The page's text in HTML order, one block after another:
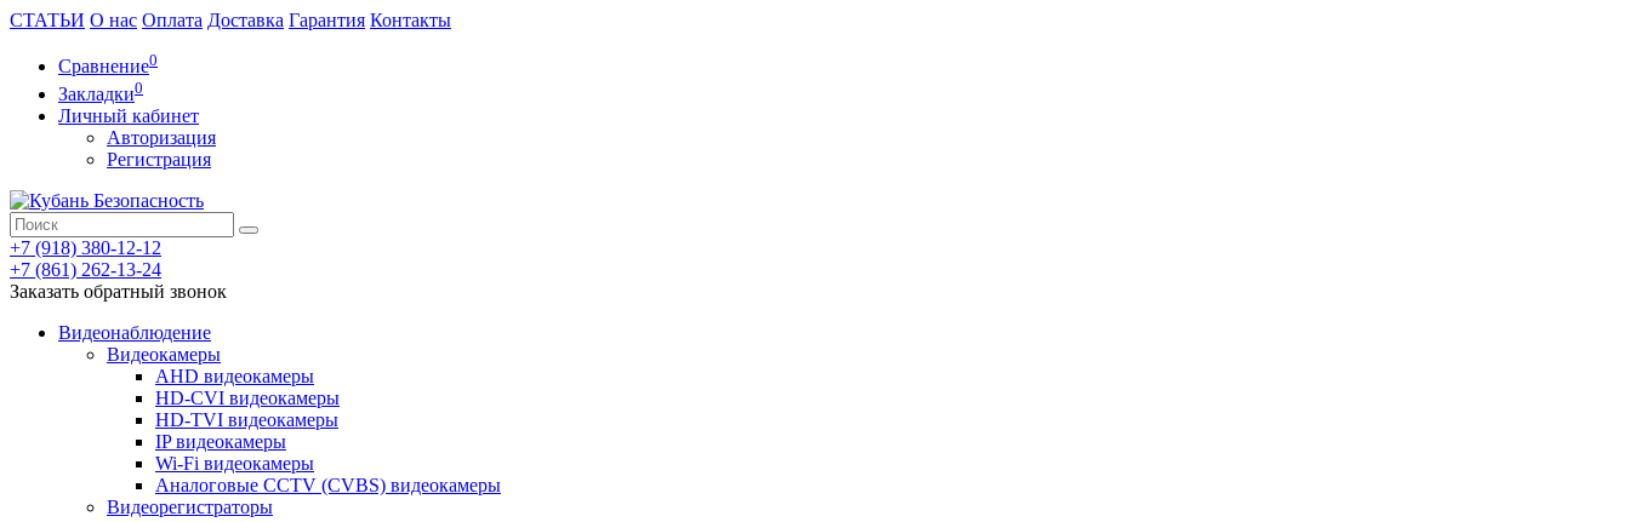
СТАТЬИ О нас Оплата Доставка Гарантия Контакты
Сравнение0
Закладки0
Личный кабинет
Авторизация
Регистрация
+7 (918) 380-12-12
+7 (861) 262-13-24
Заказать обратный звонок
Видеонаблюдение
Видеокамеры
AHD видеокамеры
HD-CVI видеокамеры
HD-TVI видеокамеры
IP видеокамеры
Wi-Fi видеокамеры
Аналоговые CCTV (CVBS) видеокамеры
Видеорегистраторы